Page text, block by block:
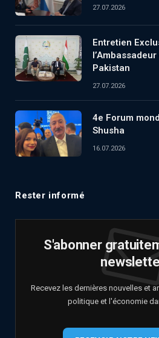
27.07.2026
Entretien
Pakistan
27.07.2026
4e Forum
Shusha
16.07.2026
Rester informé
S'abonner
Recevez les dernières nouvelles et
politique et l'économie